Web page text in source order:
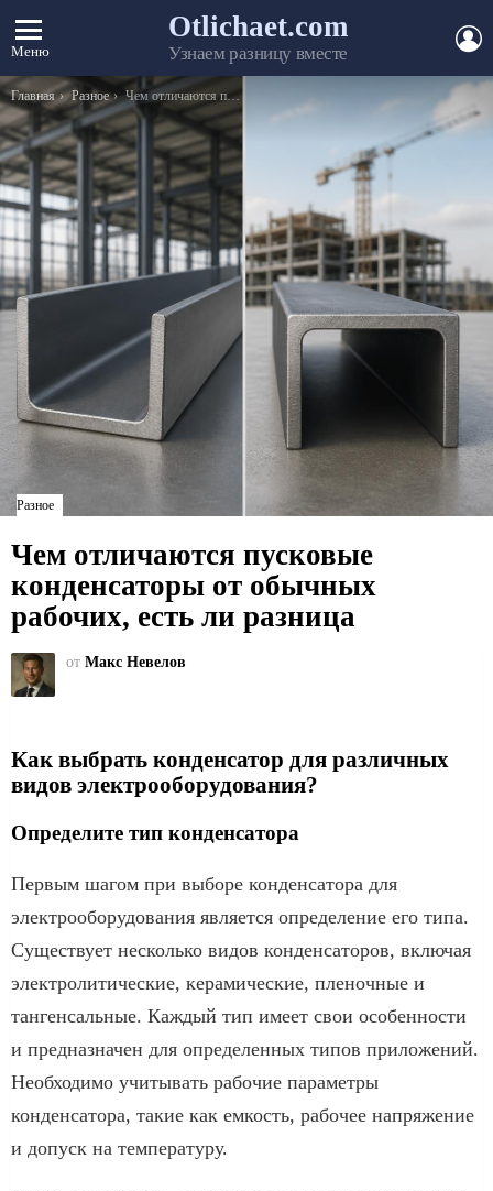
Меню
Otlichaet.com
Узнаем разницу вместе
Вы здесь:
Главная Разное Чем отличаются пусковые конденсаторы от обычных рабочих, есть ли разница
Разное
Чем отличаются пусковые
конденсаторы от обычных
рабочих, есть ли разница
от Макс Невелов
Как выбрать конденсатор для различных
видов электрооборудования?
Определите тип конденсатора
Первым шагом при выборе конденсатора для
электрооборудования является определение его типа.
Существует несколько видов конденсаторов, включая
электролитические, керамические, пленочные и
тангенсальные. Каждый тип имеет свои особенности
и предназначен для определенных типов приложений.
Необходимо учитывать рабочие параметры
конденсатора, такие как емкость, рабочее напряжение
и допуск на температуру.